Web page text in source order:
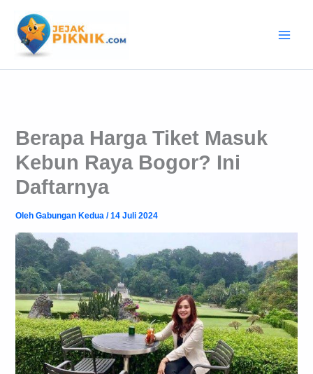
konten
Berapa Harga Tiket Masuk
Kebun Raya Bogor? Ini
Daftarnya
OlehGabungan Kedua/14 Juli 2024